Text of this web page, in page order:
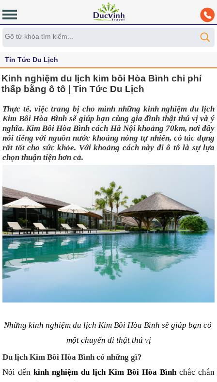
Tin Tức Du Lịch
Kinh nghiệm du lịch kim bôi Hòa Bình chi phí
thấp bằng ô tô | Tin Tức Du Lịch
Thực tế, việc trang bị cho mình những kinh nghiệm du lịch
Kim Bôi Hòa Bình sẽ giúp bạn cùng gia đình thật thú vị và ý
nghĩa. Kim Bôi Hòa Bình cách Hà Nội khoảng 70km, nơi đây
nổi tiếng với nguồn nước khoáng nóng tự nhiên, có tác dụng
rất tốt cho sức khỏe. Với khoảng cách này đi ô tô là sự lựa
chọn thuận tiện hơn cả.
Những kinh nghiệm du lịch Kim Bôi Hòa Bình sẽ giúp bạn có
một chuyến đi thật thú vị
Du lịch Kim Bôi Hòa Bình có những gì?
Nói đến kinh nghiệm du lịch Kim Bôi Hòa Bình chắc chắn